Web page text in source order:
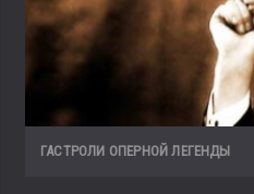
ГАСТРОЛИ ОПЕРНОЙ ЛЕГЕНДЫ